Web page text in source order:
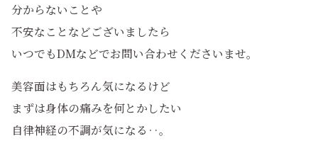
分からないことや
不安なことなどございましたら
いつでもDMなどでお問い合わせくださいませ。
美容面はもちろん気になるけど
まずは身体の痛みを何とかしたい
自律神経の不調が気になる‥。